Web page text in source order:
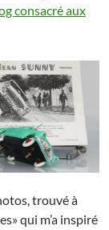
consacré aux
trouvé à
qui m’a inspiré